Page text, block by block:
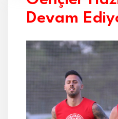
MARKALAR
TARAFTAR
Devam